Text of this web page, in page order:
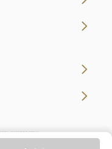
VENUES